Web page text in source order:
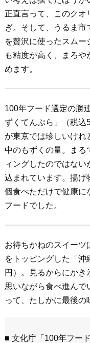
正直言って、このクオ
ぎ。そして、うるま
を贅沢に使ったスムー
も粘度が高く、まろ
めます。
100年フード選定の勝
ずくてんぷら」（税込
が東京では珍しいけれ
中のもずくの量。まる
ィングしたのではな
込まれています。揚げ
個食べただけで健康に
フードでした。
お待ちかねのスイーツ
をトッピングした「
円）。見るからにか
思いながら食べ進んで
って、たしかに最後の
■ 文化庁「100年フー